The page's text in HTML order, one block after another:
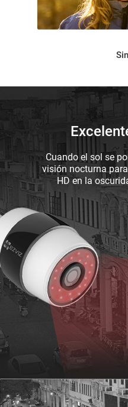
Cuando el sol se
visión nocturna
HD en la